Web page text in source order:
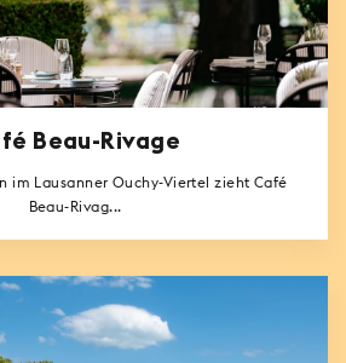
Beau-Rivage
im Lausanner Ouchy-Viertel zieht Café
Beau-Rivag...